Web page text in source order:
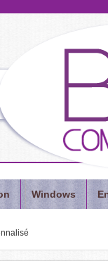
Windows